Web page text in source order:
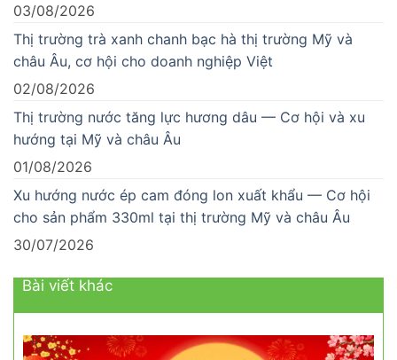
03/08/2026
Thị trường trà xanh chanh bạc hà thị trường Mỹ và
châu Âu, cơ hội cho doanh nghiệp Việt
02/08/2026
Thị trường nước tăng lực hương dâu — Cơ hội và xu
hướng tại Mỹ và châu Âu
01/08/2026
Xu hướng nước ép cam đóng lon xuất khẩu — Cơ hội
cho sản phẩm 330ml tại thị trường Mỹ và châu Âu
30/07/2026
Bài viết khác